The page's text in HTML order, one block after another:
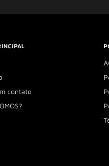
contato